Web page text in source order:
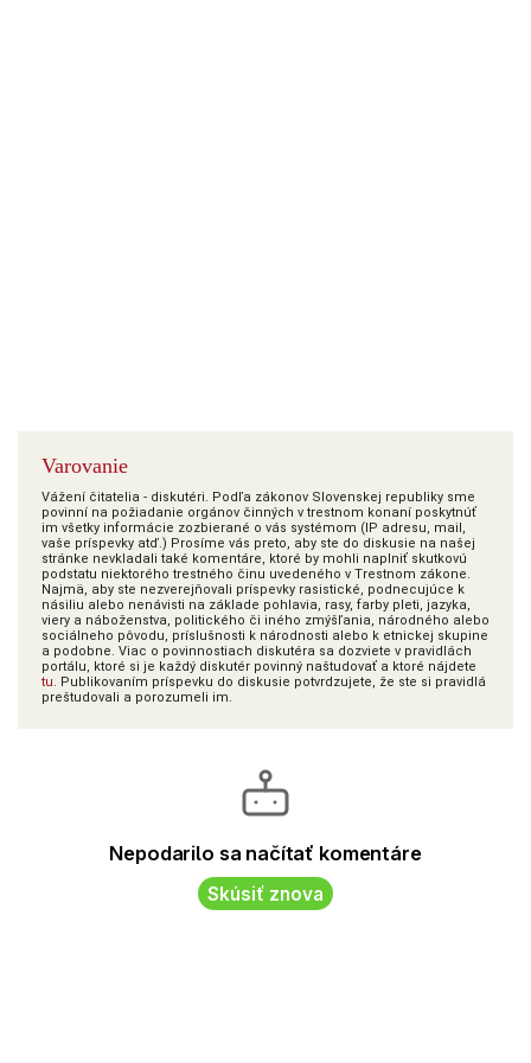
Varovanie
Vážení čitatelia - diskutéri. Podľa zákonov Slovenskej republiky sme
povinní na požiadanie orgánov činných v trestnom konaní poskytnúť
im všetky informácie zozbierané o vás systémom (IP adresu, mail,
vaše príspevky atď.) Prosíme vás preto, aby ste do diskusie na našej
stránke nevkladali také komentáre, ktoré by mohli naplniť skutkovú
podstatu niektorého trestného činu uvedeného v Trestnom zákone.
Najmä, aby ste nezverejňovali príspevky rasistické, podnecujúce k
násiliu alebo nenávisti na základe pohlavia, rasy, farby pleti, jazyka,
viery a náboženstva, politického či iného zmýšľania, národného alebo
sociálneho pôvodu, príslušnosti k národnosti alebo k etnickej skupine
a podobne. Viac o povinnostiach diskutéra sa dozviete v pravidlách
portálu, ktoré si je každý diskutér povinný naštudovať a ktoré nájdete
tu. Publikovaním príspevku do diskusie potvrdzujete, že ste si pravidlá
preštudovali a porozumeli im.